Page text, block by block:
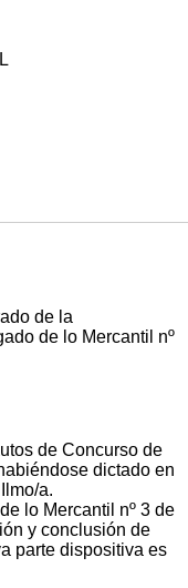
de la
de lo Mercantil nº
de Concurso de
dictado en
a.
lo Mercantil nº 3 de
y conclusión de
parte dispositiva es